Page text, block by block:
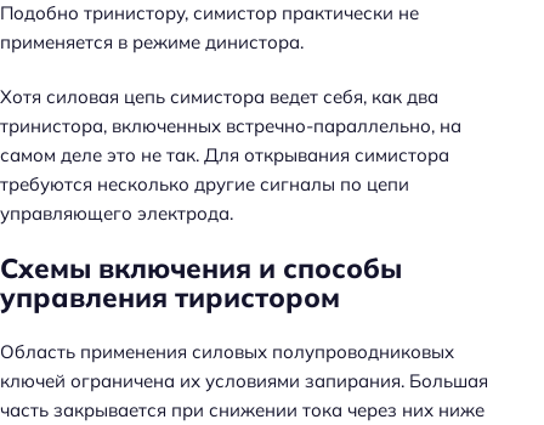
Подобно тринистору, симистор практически не
применяется в режиме динистора.
Хотя силовая цепь симистора ведет себя, как два
тринистора, включенных встречно-параллельно, на
самом деле это не так. Для открывания симистора
требуются несколько другие сигналы по цепи
управляющего электрода.
Схемы включения и способы
управления тиристором
Область применения силовых полупроводниковых
ключей ограничена их условиями запирания. Большая
часть закрывается при снижении тока через них ниже